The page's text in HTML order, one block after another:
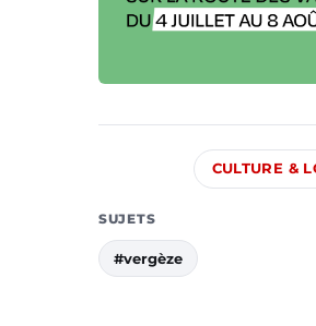
CULTURE &
SUJETS
#vergèze